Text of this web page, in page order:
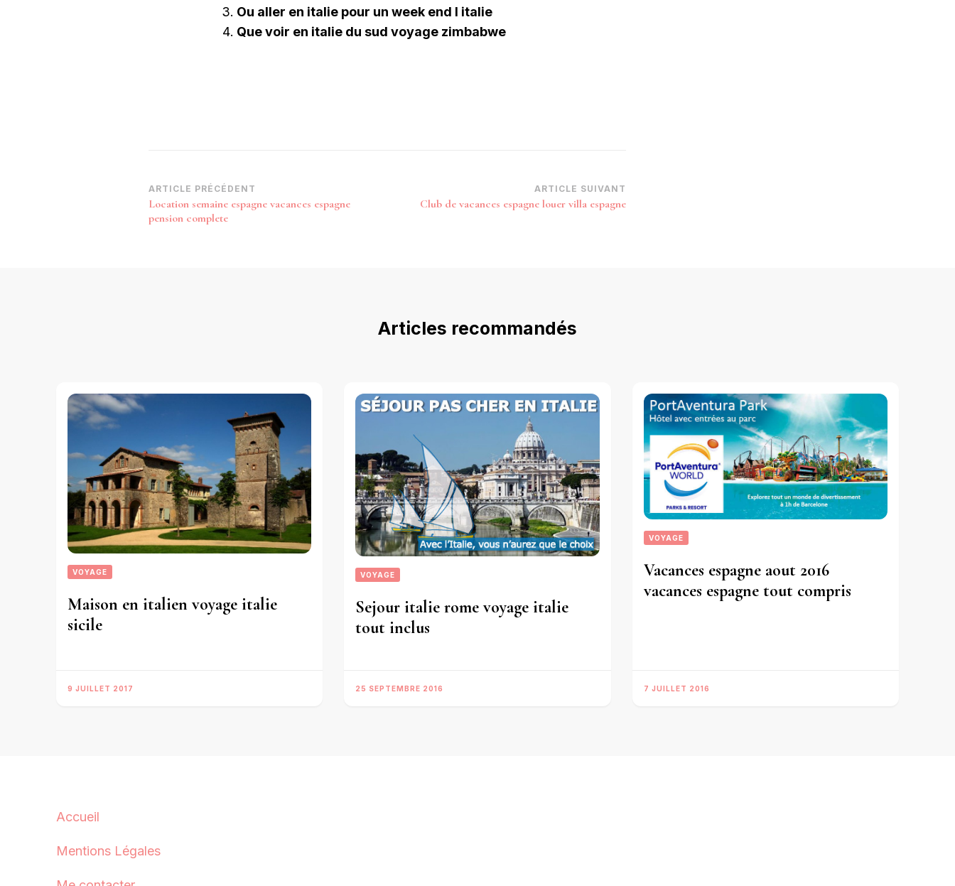
Ou aller en italie pour un week end l italie
Que voir en italie du sud voyage zimbabwe
Navigation
d’article
ARTICLE PRÉCÉDENT
Location semaine espagne vacances espagne
pension complete
ARTICLE SUIVANT
Club de vacances espagne louer villa espagne
Articles recommandés
VOYAGE
Maison en italien voyage italie
sicile
9 JUILLET 2017
VOYAGE
Sejour italie rome voyage italie
tout inclus
25 SEPTEMBRE 2016
VOYAGE
Vacances espagne aout 2016
vacances espagne tout compris
7 JUILLET 2016
Accueil
Mentions Légales